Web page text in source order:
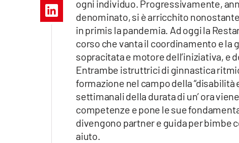
Vai
ogni individuo. Progressivamente,
denominato, si è arricchito
in primis la pandemia. Ad oggi la
corso che vanta il coordinamento e la
sopracitata e motore dell’iniziativa, e
Entrambe istruttrici di ginnastica
formazione nel campo della
settimanali della durata di un’ ora
competenze e pone le sue
divengono partner e guida per bimbe
aiuto.